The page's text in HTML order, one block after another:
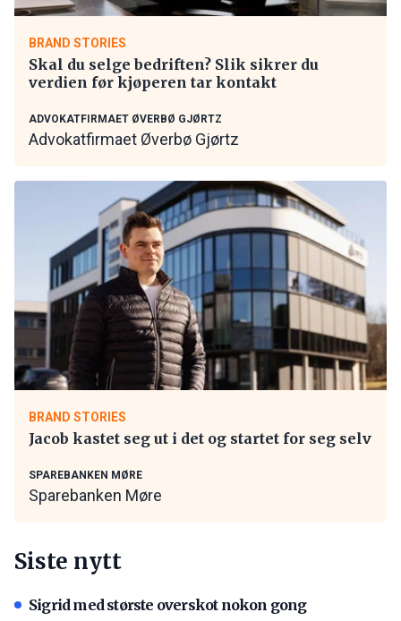
BRAND STORIES
Skal du selge bedriften? Slik sikrer du
verdien før kjøperen tar kontakt
ADVOKATFIRMAET ØVERBØ GJØRTZ
Advokatfirmaet Øverbø Gjørtz
BRAND STORIES
Jacob kastet seg ut i det og startet for seg selv
SPAREBANKEN MØRE
Sparebanken Møre
Siste nytt
Sigrid med største overskot nokon gong